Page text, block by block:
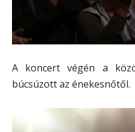
A koncert végén a
búcsúzott az énekesnőtől.